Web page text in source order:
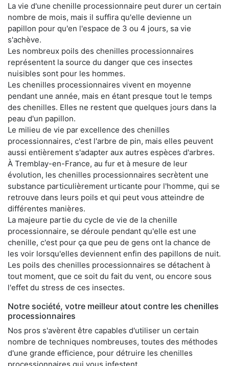
La vie d'une chenille processionnaire peut durer un certain
nombre de mois, mais il suffira qu'elle devienne un
papillon pour qu'en l'espace de 3 ou 4 jours, sa vie
s'achève.
Les nombreux poils des chenilles processionnaires
représentent la source du danger que ces insectes
nuisibles sont pour les hommes.
Les chenilles processionnaires vivent en moyenne
pendant une année, mais en étant presque tout le temps
des chenilles. Elles ne restent que quelques jours dans la
peau d'un papillon.
Le milieu de vie par excellence des chenilles
processionnaires, c'est l'arbre de pin, mais elles peuvent
aussi entièrement s'adapter aux autres espèces d'arbres.
À Tremblay-en-France, au fur et à mesure de leur
évolution, les chenilles processionnaires secrètent une
substance particulièrement urticante pour l'homme, qui se
retrouve dans leurs poils et qui peut vous atteindre de
différentes manières.
La majeure partie du cycle de vie de la chenille
processionnaire, se déroule pendant qu'elle est une
chenille, c'est pour ça que peu de gens ont la chance de
les voir lorsqu'elles deviennent enfin des papillons de nuit.
Les poils des chenilles processionnaires se détachent à
tout moment, que ce soit du fait du vent, ou encore sous
l'effet du stress de ces insectes.
Notre société, votre meilleur atout contre les chenilles
processionnaires
Nos pros s'avèrent être capables d'utiliser un certain
nombre de techniques nombreuses, toutes des méthodes
d'une grande efficience, pour détruire les chenilles
processionnaires qui vous infestent.